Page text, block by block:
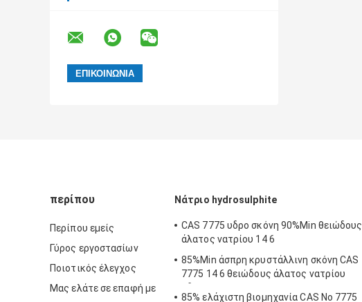
περίπου
Περίπου εμείς
Γύρος εργοστασίων
Ποιοτικός έλεγχος
Μας ελάτε σε επαφή με
Νάτριο hydrosulphite
CAS 7775 υδρο σκόνη 90%Min θειώδους
άλατος νατρίου 14 6
85%Min άσπρη κρυστάλλινη σκόνη CAS
7775 14 6 θειώδους άλατος νατρίου
85% ελάχιστη βιομηχανία CAS Νο 7775